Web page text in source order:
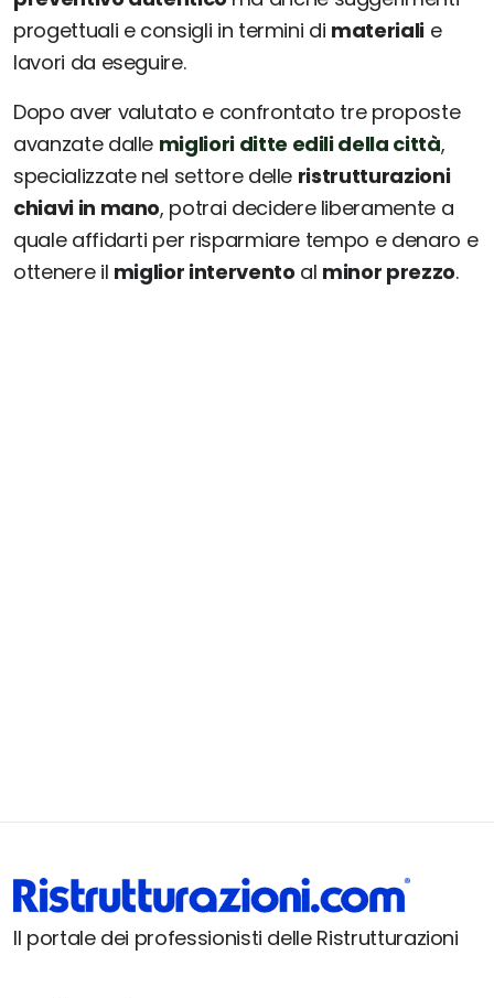
progettuali e consigli in termini di materialie
lavori da eseguire.
Dopo aver valutato e confrontato tre proposte
avanzate dalle migliori ditte edili della città,
specializzate nel settore delle ristrutturazioni
chiavi in mano, potrai decidere liberamente a
quale affidarti per risparmiare tempo e denaro e
ottenere il miglior intervento al minor prezzo.
Il portale dei professionisti delle Ristrutturazioni